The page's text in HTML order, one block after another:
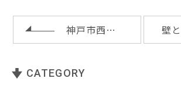
o
o
k
st t
神戸市西区リノベーション工事の床下地
CATEGORY